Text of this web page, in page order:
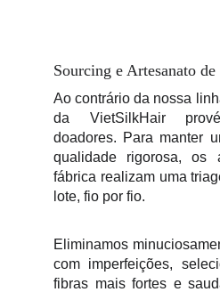
Sourcing e Artesanato
Ao contrário da nossa
da VietSilkHair
doadores. Para manter
qualidade rigorosa, os
fábrica realizam uma
lote, fio por fio.
Eliminamos
com imperfeições,
fibras mais fortes e